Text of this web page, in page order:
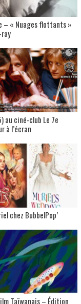
– « Nuages flottants »
au ciné-club Le 7e
à l’écran
chez BubbelPop’
Taïwanais – Édition